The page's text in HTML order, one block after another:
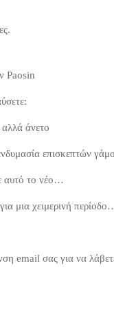
Paosin
άνετο
επισκεπτών
αυτό το νέο…
μια χειμερινή
email σας για να